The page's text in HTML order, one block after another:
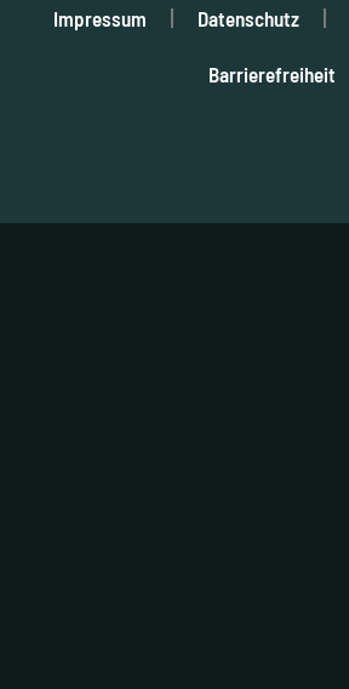
Impressum Datenschutz
Barrierefreiheit